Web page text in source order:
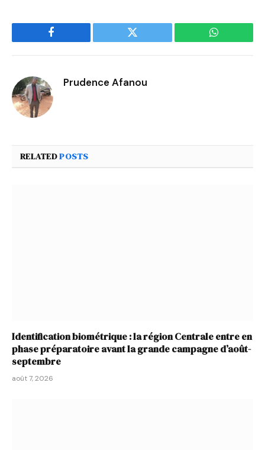
Facebook Twitter WhatsApp
Prudence Afanou
RELATEDPOSTS
Identification biométrique : la région Centrale entre en
phase préparatoire avant la grande campagne d’août-
septembre
août 7, 2026